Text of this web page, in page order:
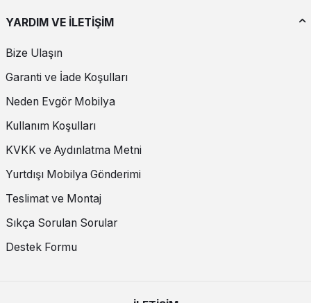
YARDIM VE İLETİŞİM
Bize Ulaşın
Garanti ve İade Koşulları
Neden Evgör Mobilya
Kullanım Koşulları
KVKK ve Aydınlatma Metni
Yurtdışı Mobilya Gönderimi
Teslimat ve Montaj
Sıkça Sorulan Sorular
Destek Formu